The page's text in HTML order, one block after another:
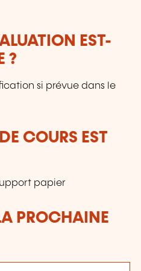
EST-
?
si prévue dans le
COURS EST
papier
PROCHAINE